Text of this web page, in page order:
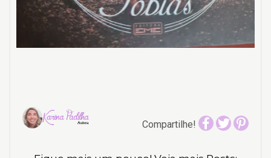
Compartilhe!